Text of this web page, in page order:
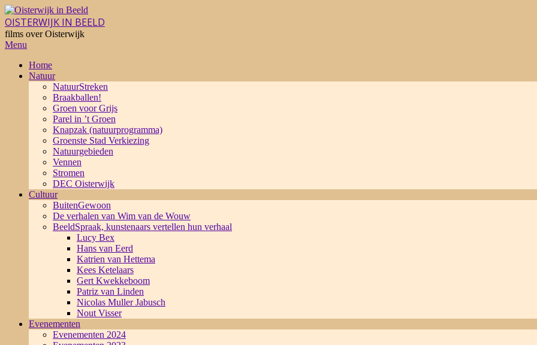
Skip
to
content
OISTERWIJK IN BEELD
films over Oisterwijk
Primary
Menu
Menu
Home
Natuur
NatuurStreken
Braakballen!
Groen voor Grijs
Parel in ’t Groen
Knapzak (natuurprogramma)
Groenste Stad Verkiezing
Natuurgebieden
Vennen
Stromen
DEC Oisterwijk
Cultuur
BuitenGewoon
De verhalen van Wim van de Wouw
BeeldSpraak, kunstenaars vertellen hun verhaal
Lucy Bex
Hans van Eerd
Katrien van Hettema
Kees Ketelaars
Gert Kwekkeboom
Patriz van Linden
Nicolas Muller Jabusch
Nout Visser
Evenementen
Evenementen 2024